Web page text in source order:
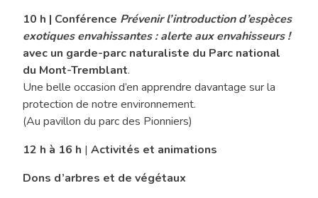
10 h | Conférence Prévenir l’introduction d’espèces
exotiques envahissantes : alerte aux envahisseurs !
avec un garde-parc naturaliste du Parc national
du Mont-Tremblant.
Une belle occasion d’en apprendre davantage sur la
protection de notre environnement.
(Au pavillon du parc des Pionniers)
12 h à 16 h | Activités et animations
Dons d’arbres et de végétaux